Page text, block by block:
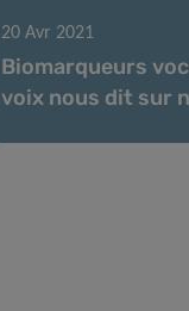
20 Avr 2021
Biomarqueurs
voix nous dit sur